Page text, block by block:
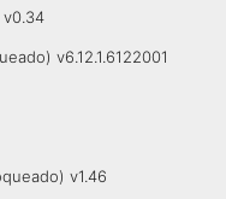
v0.34
v6.12.1.6122001
v1.46